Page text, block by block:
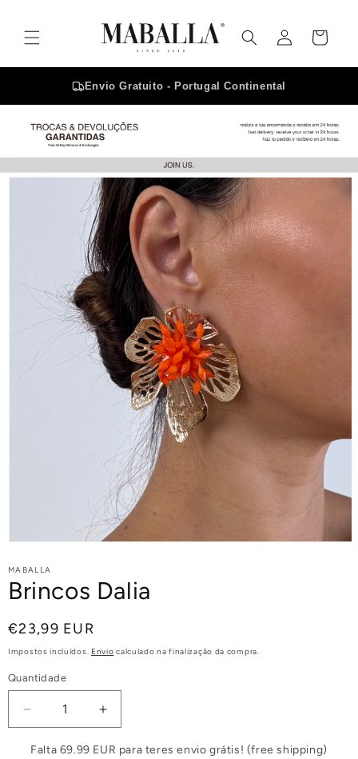
conteúdo
Iniciar
sessão
Carrinho
Envio Gratuito - Portugal Continental
do produto
MABALLA
Brincos Dalia
Preço
normal
€23,99 EUR
Impostos incluídos. Envio calculado na finalização da compra.
Quantidade
Diminuir
a
quantidade
Aumentar
a
quantidade
Falta 69.99 EUR para teres envio grátis! (free shipping)